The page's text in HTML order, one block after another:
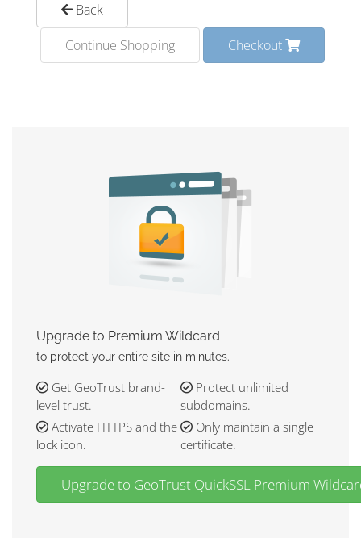
Back
Continue Shopping
Checkout
Upgrade to Premium Wildcard
to protect your entire site in minutes.
Get GeoTrust brand-
level trust.
Protect unlimited
subdomains.
Activate HTTPS and the
lock icon.
Only maintain a single
certificate.
Upgrade to GeoTrust QuickSSL Premium